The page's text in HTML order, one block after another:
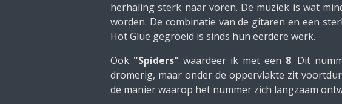
herhaling sterk naar voren. De muziek is wat
worden. De combinatie van de gitaren en een
Hot Glue gegroeid is sinds hun eerdere werk.
Ook "Spiders" waardeer ik met een 8. Dit
dromerig, maar onder de oppervlakte zit
de manier waarop het nummer zich langzaam